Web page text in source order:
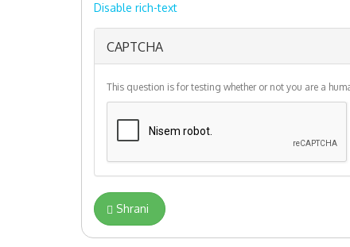
Disable rich-text
about text
Plain text
CAPTCHA
This question is for testing whether or not you are a
Shrani